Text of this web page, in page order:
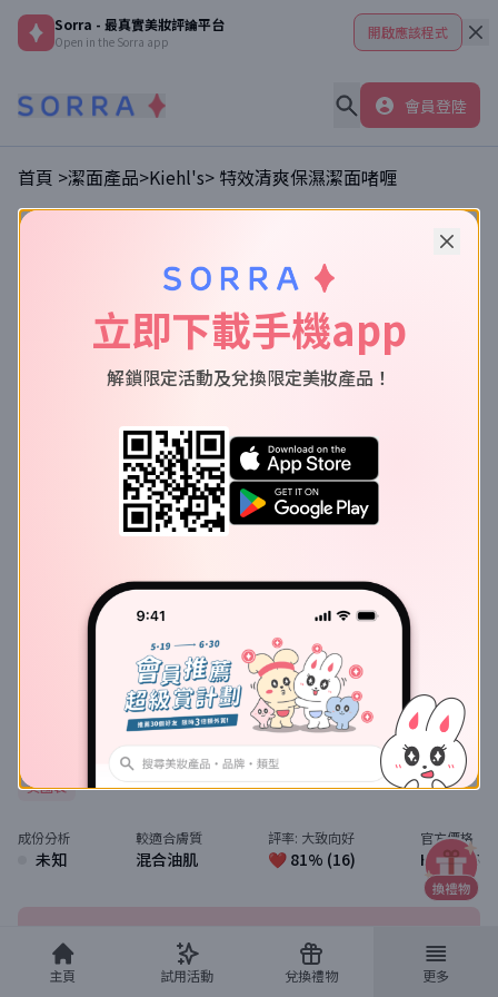
Sorra - 最真實美妝評論平台
Open in the Sorra app 開啟應該程式
會員登陸
首頁 >潔面產品>Kiehl's> 特效清爽保濕潔面啫喱
Ultra Facial Oil-Free Cleanser
特效清爽保濕潔面啫喱
價格比較及評價
潔面產品
Kiehl's特效清爽保濕潔面啫喱
美國製
成份分析
未知
較適合膚質
混合油肌
評率: 大致向好
❤️ 81% (16)
官方價格
HK$ 205
主頁 試用活動 兌換禮物 更多
立即下載手機app
解鎖限定活動及兌換限定美妝產品！